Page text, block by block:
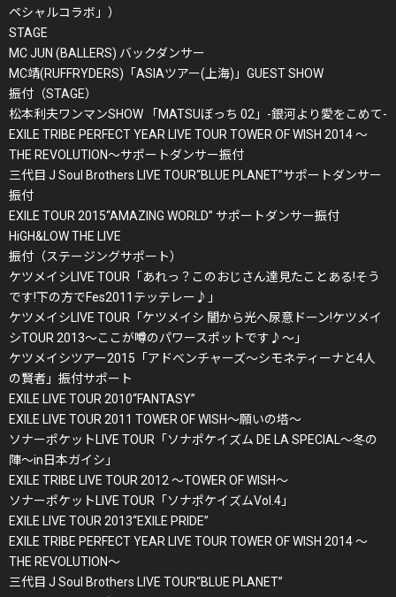
ペシャルコラボ」）
STAGE
MC JUN (BALLERS) バックダンサー
MC靖(RUFFRYDERS)「ASIAツアー(上海)」GUEST SHOW
振付（STAGE）
松本利夫ワンマンSHOW 「MATSUぼっち 02」-銀河より愛をこめて-
EXILE TRIBE PERFECT YEAR LIVE TOUR TOWER OF WISH 2014 ～
THE REVOLUTION～サポートダンサー振付
三代目 J Soul Brothers LIVE TOUR“BLUE PLANET”サポートダンサー
振付
EXILE TOUR 2015“AMAZING WORLD” サポートダンサー振付
HiGH&LOW THE LIVE
振付（ステージングサポート）
ケツメイシLIVE TOUR「あれっ？このおじさん達見たことある!そう
です!下の方でFes2011テッテレー♪」
ケツメイシLIVE TOUR「ケツメイシ 闇から光へ尿意ドーン!ケツメイ
シTOUR 2013～ここが噂のパワースポットです♪～」
ケツメイシツアー2015「アドベンチャーズ～シモネティーナと4人
の賢者」振付サポート
EXILE LIVE TOUR 2010“FANTASY”
EXILE LIVE TOUR 2011 TOWER OF WISH～願いの塔～
ソナーポケットLIVE TOUR「ソナポケイズム DE LA SPECIAL～冬の
陣～in日本ガイシ」
EXILE TRIBE LIVE TOUR 2012 ～TOWER OF WISH～
ソナーポケットLIVE TOUR「ソナポケイズムVol.4」
EXILE LIVE TOUR 2013“EXILE PRIDE”
EXILE TRIBE PERFECT YEAR LIVE TOUR TOWER OF WISH 2014 ～
THE REVOLUTION～
三代目 J Soul Brothers LIVE TOUR“BLUE PLANET”